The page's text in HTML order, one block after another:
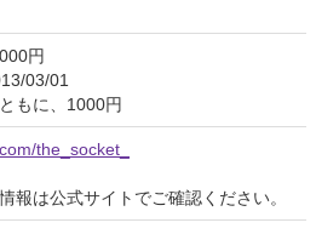
円
03/01
もに、1000円
the_socket_
報は公式サイトでご確認ください。